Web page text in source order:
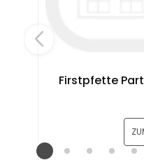
Firstpfette